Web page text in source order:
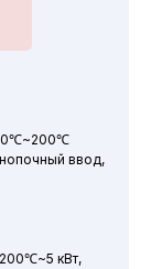
ввод,
кВт,